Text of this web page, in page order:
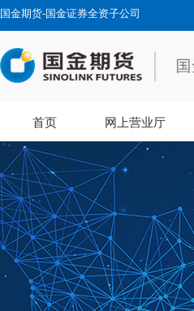
国金期货-国金证券全资子公司
首页 网上营业厅